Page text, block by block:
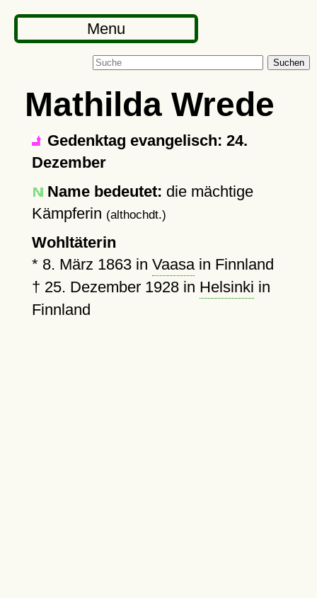
Menu
Suchen
Mathilda Wrede
Gedenktag evangelisch: 24.
Dezember
Name bedeutet: die mächtige
Kämpferin (althochdt.)
Wohltäterin
* 8. März 1863in Vaasain Finnland
† 25. Dezember 1928in Helsinki in
Finnland